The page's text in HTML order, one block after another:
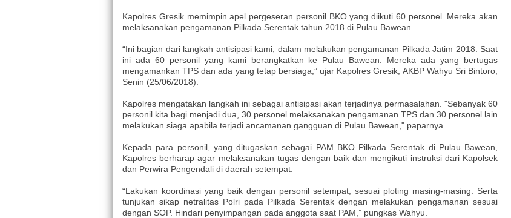
Kapolres Gresik memimpin apel pergeseran personil BKO yang diikuti 60 personel. Mereka akan
melaksanakan pengamanan Pilkada Serentak tahun 2018 di Pulau Bawean.
“Ini bagian dari langkah antisipasi kami, dalam melakukan pengamanan Pilkada Jatim 2018. Saat
ini ada 60 personil yang kami berangkatkan ke Pulau Bawean. Mereka ada yang bertugas
mengamankan TPS dan ada yang tetap bersiaga,” ujar Kapolres Gresik, AKBP Wahyu Sri Bintoro,
Senin (25/06/2018).
Kapolres mengatakan langkah ini sebagai antisipasi akan terjadinya permasalahan. "Sebanyak 60
personil kita bagi menjadi dua, 30 personel melaksanakan pengamanan TPS dan 30 personel lain
melakukan siaga apabila terjadi ancamanan gangguan di Pulau Bawean," paparnya.
Kepada para personil, yang ditugaskan sebagai PAM BKO Pilkada Serentak di Pulau Bawean,
Kapolres berharap agar melaksanakan tugas dengan baik dan mengikuti instruksi dari Kapolsek
dan Perwira Pengendali di daerah setempat.
“Lakukan koordinasi yang baik dengan personil setempat, sesuai ploting masing-masing. Serta
tunjukan sikap netralitas Polri pada Pilkada Serentak dengan melakukan pengamanan sesuai
dengan SOP. Hindari penyimpangan pada anggota saat PAM,” pungkas Wahyu.